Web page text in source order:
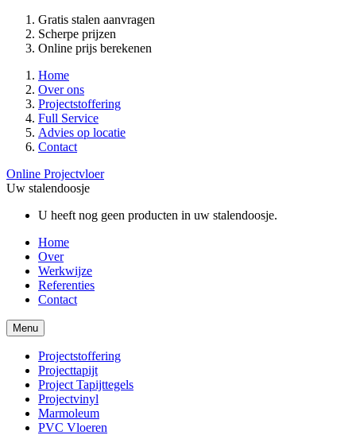
Gratis stalen aanvragen
Scherpe prijzen
Online prijs berekenen
Home
Over ons
Projectstoffering
Full Service
Advies op locatie
Contact
Online Projectvloer
Uw stalendoosje
U heeft nog geen producten in uw stalendoosje.
Home
Over
Werkwijze
Referenties
Contact
Menu
Projectstoffering
Projecttapijt
Project Tapijttegels
Projectvinyl
Marmoleum
PVC Vloeren